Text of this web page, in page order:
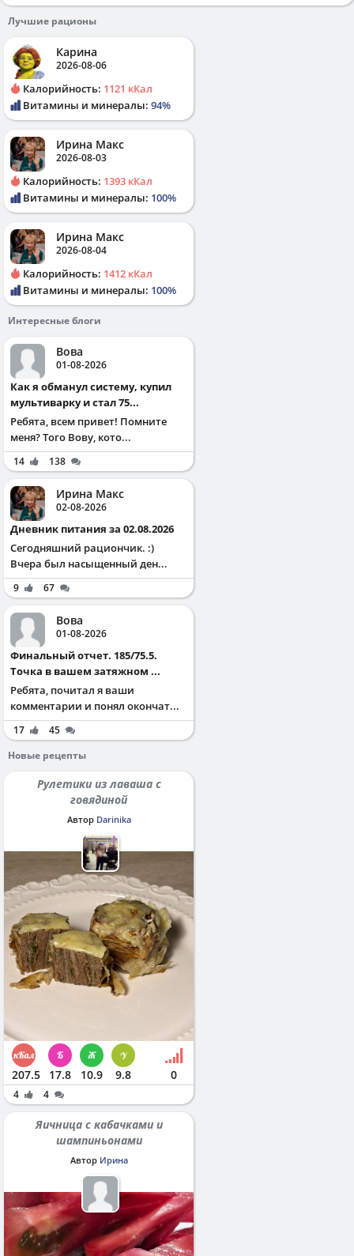
Лучшие рационы
Карина
2026-08-06
Калорийность: 1121 кКал
Витамины и минералы: 94%
Ирина Макс
2026-08-03
Калорийность: 1393 кКал
Витамины и минералы: 100%
Ирина Макс
2026-08-04
Калорийность: 1412 кКал
Витамины и минералы: 100%
Интересные блоги
Вова
01-08-2026
Как я обманул систему, купил
мультиварку и стал 75...
Ребята, всем привет! Помните
меня? Того Вову, кото...
14 138
Ирина Макс
02-08-2026
Дневник питания за 02.08.2026
Сегодняшний рациончик. :)
Вчера был насыщенный ден...
9 67
Вова
01-08-2026
Финальный отчет. 185/75.5.
Точка в вашем затяжном ...
Ребята, почитал я ваши
комментарии и понял окончат...
17
45
Новые рецепты
Рулетики из лаваша с
говядиной
Автор Darinika
207.5 17.8 10.9 9.8 0
4 4
Яичница с кабачками и
шампиньонами
Автор Ирина